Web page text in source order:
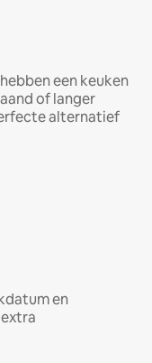
een keuken
of langer
alternatief
en